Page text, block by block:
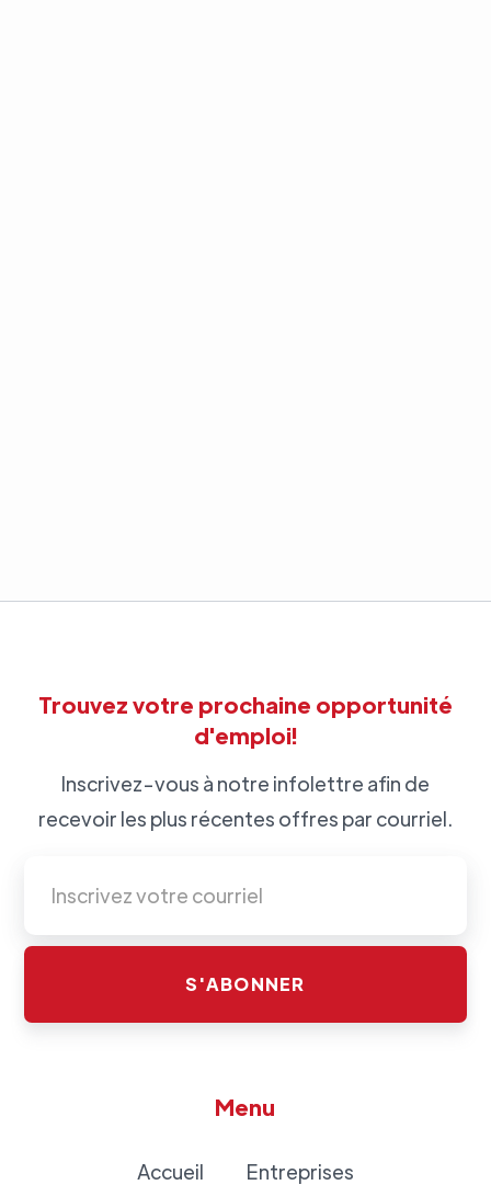
Trouvez votre prochaine opportunité
d'emploi!
Inscrivez-vous à notre infolettre afin de
recevoir les plus récentes offres par courriel.
Menu
Accueil
Entreprises